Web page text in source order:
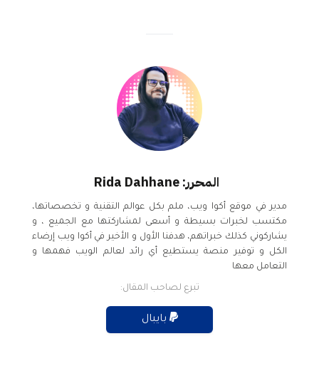
المحرر: Rida Dahhane
مدير في موقع أكوا ويب، ملم بكل عوالم التقنية و تخصصاتها،
مكتسب لخبرات بسيطة و أسعى لمشاركتها مع الجميع ، و
يشاركوني كذلك خبراتهم، هدفنا الأول و الأخير في أكوا ويب إرضاء
الكل و توفير منصة يستطيع أي رائد لعالم الويب فهمها و
التعامل معها
تبرع لصاحب المقال: